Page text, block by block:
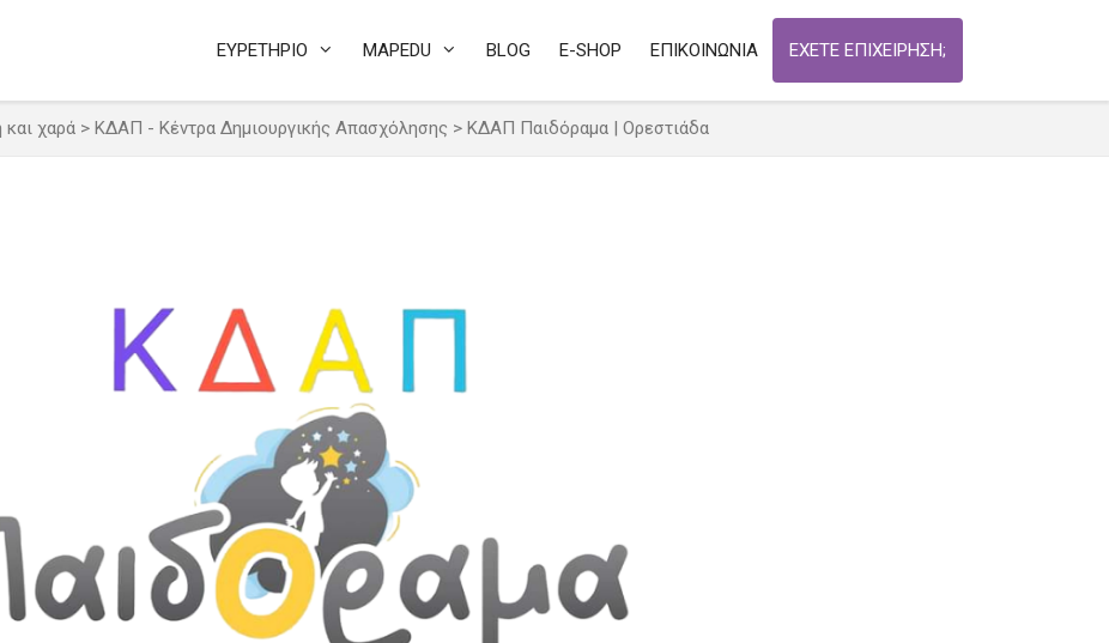
ΕΥΡΕΤΗΡΙΟ MAPEDU BLOG E-SHOP ΕΠΙΚΟΙΝΩΝΙΑ ΕΧΕΤΕ ΕΠΙΧΕΙΡΗΣΗ;
χαρά > ΚΔΑΠ - Κέντρα Δημιουργικής Απασχόλησης > ΚΔΑΠ Παιδόραμα | Ορεστιάδα